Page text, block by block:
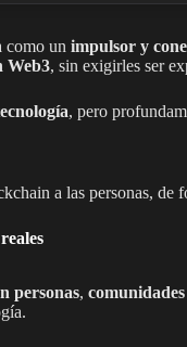
como un impulsor y
Web3, sin exigirles ser
, pero
a las personas, de
personas,